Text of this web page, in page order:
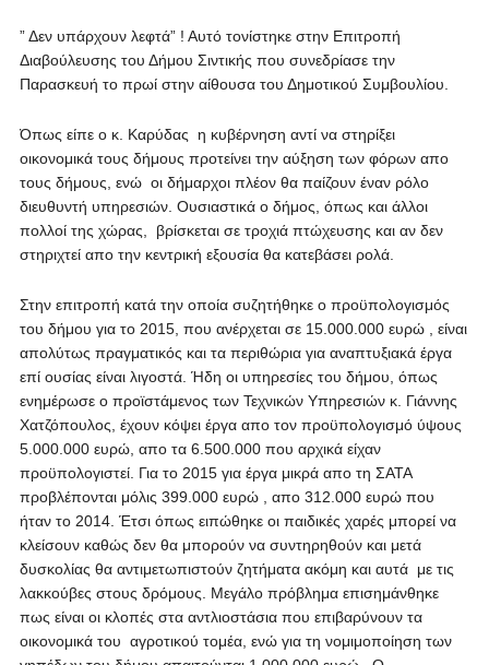
” Δεν υπάρχουν λεφτά” ! Αυτό τονίστηκε στην Επιτροπή
Διαβούλευσης του Δήμου Σιντικής που συνεδρίασε την
Παρασκευή το πρωί στην αίθουσα του Δημοτικού Συμβουλίου.
Όπως είπε ο κ. Καρύδας η κυβέρνηση αντί να στηρίξει
οικονομικά τους δήμους προτείνει την αύξηση των φόρων απο
τους δήμους, ενώ οι δήμαρχοι πλέον θα παίζουν έναν ρόλο
διευθυντή υπηρεσιών. Ουσιαστικά ο δήμος, όπως και άλλοι
πολλοί της χώρας, βρίσκεται σε τροχιά πτώχευσης και αν δεν
στηριχτεί απο την κεντρική εξουσία θα κατεβάσει ρολά.
Στην επιτροπή κατά την οποία συζητήθηκε ο προϋπολογισμός
του δήμου για το 2015, που ανέρχεται σε 15.000.000 ευρώ , είναι
απολύτως πραγματικός και τα περιθώρια για αναπτυξιακά έργα
επί ουσίας είναι λιγοστά. Ήδη οι υπηρεσίες του δήμου, όπως
ενημέρωσε ο προϊστάμενος των Τεχνικών Υπηρεσιών κ. Γιάννης
Χατζόπουλος, έχουν κόψει έργα απο τον προϋπολογισμό ύψους
5.000.000 ευρώ, απο τα 6.500.000 που αρχικά είχαν
προϋπολογιστεί. Για το 2015 για έργα μικρά απο τη ΣΑΤΑ
προβλέπονται μόλις 399.000 ευρώ , απο 312.000 ευρώ που
ήταν το 2014. Έτσι όπως ειπώθηκε οι παιδικές χαρές μπορεί να
κλείσουν καθώς δεν θα μπορούν να συντηρηθούν και μετά
δυσκολίας θα αντιμετωπιστούν ζητήματα ακόμη και αυτά με τις
λακκούβες στους δρόμους. Μεγάλο πρόβλημα επισημάνθηκε
πως είναι οι κλοπές στα αντλιοστάσια που επιβαρύνουν τα
οικονομικά του αγροτικού τομέα, ενώ για τη νομιμοποίηση των